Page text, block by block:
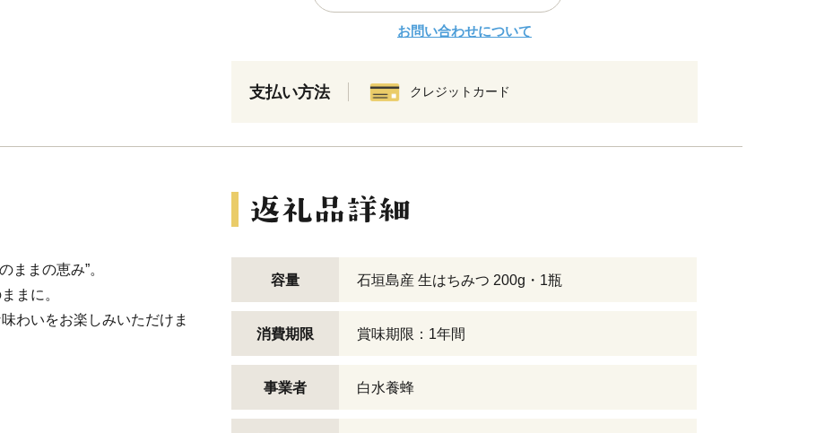
お問い合わせについて
支払い方法 クレジットカード
ままの恵み”。
まに。
わいをお楽しみいただけま
容量 石垣島産 生はちみつ 200g・1瓶
消費期限 賞味期限：1年間
事業者 白水養蜂